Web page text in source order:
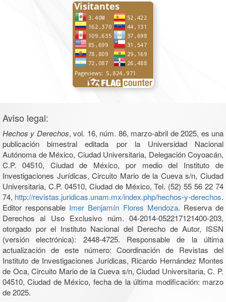
Aviso legal:
Hechos y Derechos, vol. 16, núm. 86, marzo-abril de 2025, es una
publicación bimestral editada por la Universidad Nacional
Autónoma de México, Ciudad Universitaria, Delegación Coyoacán,
C.P. 04510, Ciudad de México, por medio del Instituto de
Investigaciones Jurídicas, Circuito Mario de la Cueva s/n, Ciudad
Universitaria, C.P. 04510, Ciudad de México, Tel. (52) 55 56 22 74
74, http://revistas.juridicas.unam.mx/index.php/hechos-y-derechos.
Editor responsable Imer Benjamín Flores Mendoza. Reserva de
Derechos al Uso Exclusivo núm. 04-2014-052217121400-203,
otorgado por el Instituto Nacional del Derecho de Autor, ISSN
(versión electrónica): 2448-4725. Responsable de la última
actualización de este número: Coordinación de Revistas del
Instituto de Investigaciones Jurídicas, Ricardo Hernández Montes
de Oca, Circuito Mario de la Cueva s/n, Ciudad Universitaria, C. P.
04510, Ciudad de México, fecha de la última modificación: marzo
de 2025.